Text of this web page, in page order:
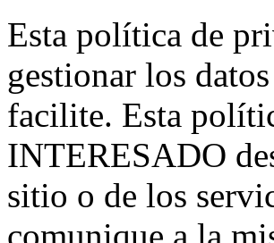
Esta política de
gestionar los
facilite. Esta
INTERESADO
sitio o de los
comunique a la